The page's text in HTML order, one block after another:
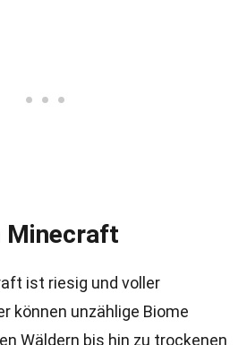
Minecraft
ist riesig und voller
können unzählige Biome
Wäldern bis hin zu trockenen